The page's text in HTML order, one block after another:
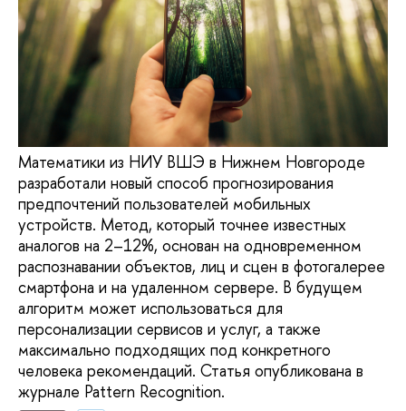
Математики из НИУ ВШЭ в Нижнем Новгороде
разработали новый способ прогнозирования
предпочтений пользователей мобильных
устройств. Метод, который точнее известных
аналогов на 2–12%, основан на одновременном
распознавании объектов, лиц и сцен в фотогалерее
смартфона и на удаленном сервере. В будущем
алгоритм может использоваться для
персонализации сервисов и услуг, а также
максимально подходящих под конкретного
человека рекомендаций. Статья опубликована в
журнале Pattern Recognition.